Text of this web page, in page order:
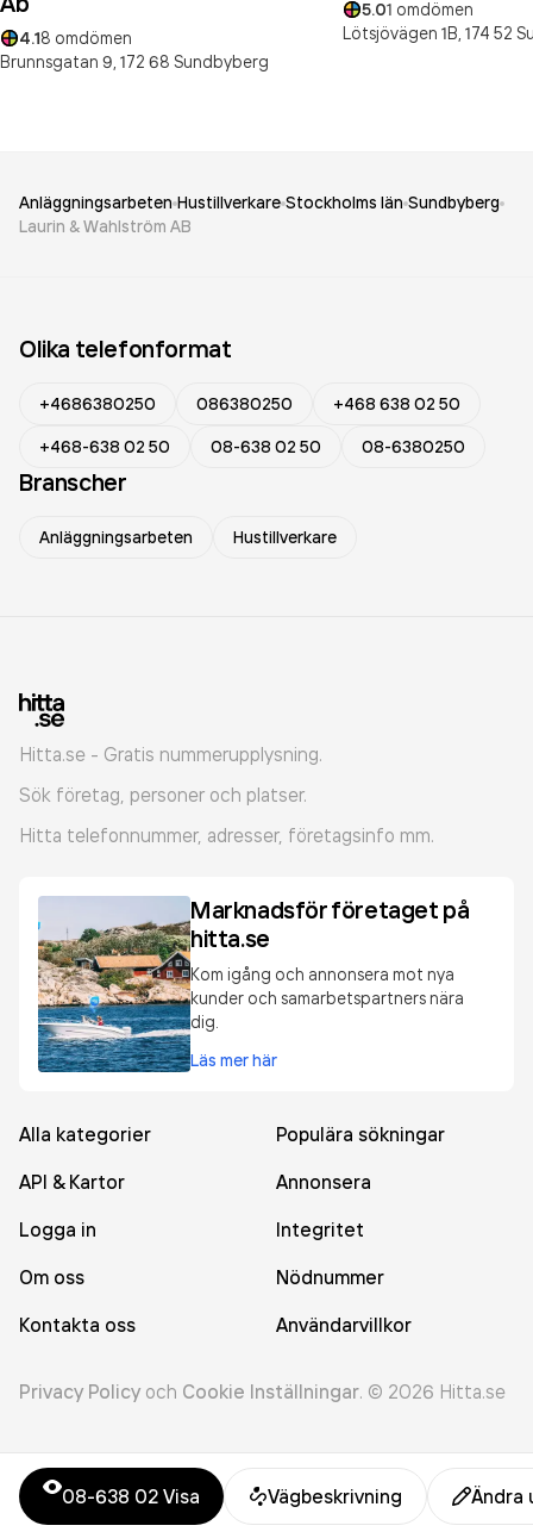
08-638 02 Visa Vägbeskrivning Ändra
4.18 omdömen
Brunnsgatan 9, 172 68 Sundbyberg
5.01 omdömen
Lötsjövägen 1B, 174 52
Anläggningsarbeten Hustillverkare Stockholms län Sundbyberg
Laurin & Wahlström AB
Olika telefonformat
+4686380250 086380250
+468 638 02 50
+468-638 02 50
08-638 02 50 08-6380250
Branscher
Anläggningsarbeten Hustillverkare
Hitta.se - Gratis nummerupplysning.
Sök företag, personer och platser.
Hitta telefonnummer, adresser, företagsinfo mm.
Marknadsför företaget på
hitta.se
Kom igång och annonsera mot nya
kunder och samarbetspartners nära
dig.
Läs mer här
Alla kategorier
Populära sökningar
API & Kartor
Annonsera
Logga in
Integritet
Om oss
Nödnummer
Kontakta oss
Användarvillkor
Privacy Policy och Cookie Inställningar. © 2026 Hitta.se